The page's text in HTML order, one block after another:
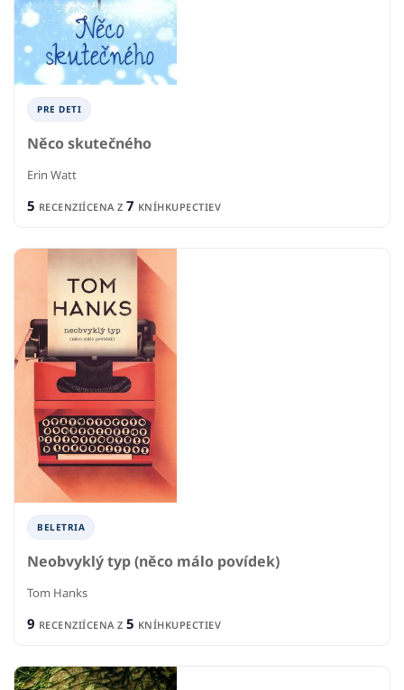
PRE DETI
Něco skutečného
Erin Watt
5 RECENZIÍCENA Z 7 KNÍHKUPECTIEV
BELETRIA
Neobvyklý typ (něco málo povídek)
Tom Hanks
9 RECENZIÍCENA Z 5 KNÍHKUPECTIEV